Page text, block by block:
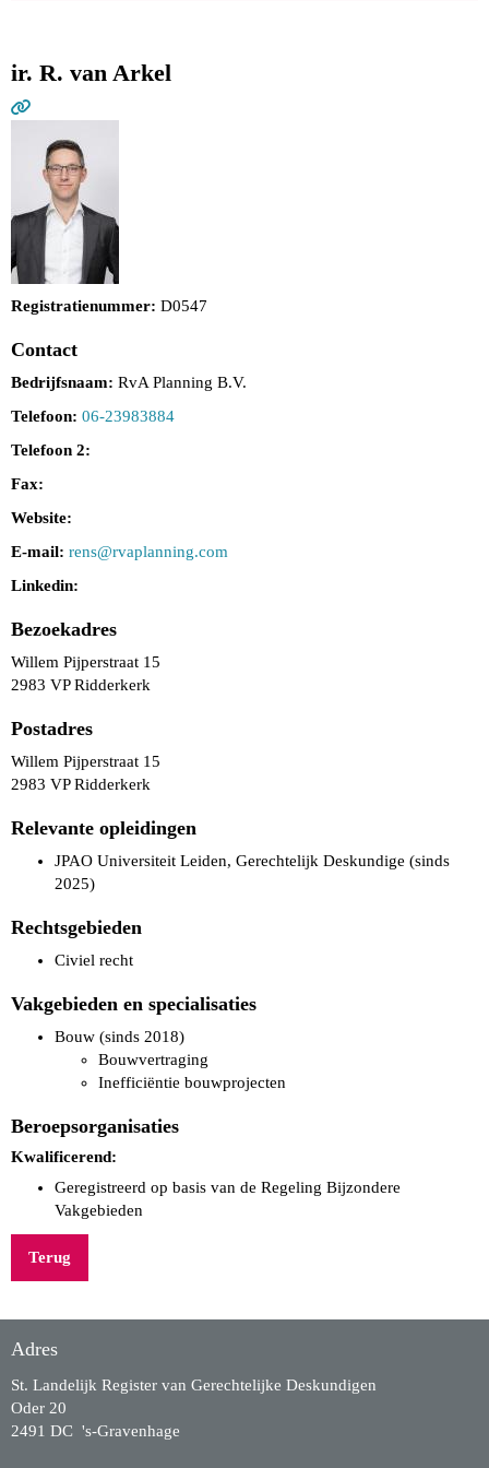
ir. R. van Arkel
Registratienummer: D0547
Contact
Bedrijfsnaam: RvA Planning B.V.
Telefoon: 06-23983884
Telefoon 2:
Fax:
Website:
E-mail: rens@rvaplanning.com
Linkedin:
Bezoekadres
Willem Pijperstraat 15
2983 VP Ridderkerk
Postadres
Willem Pijperstraat 15
2983 VP Ridderkerk
Relevante opleidingen
JPAO Universiteit Leiden, Gerechtelijk Deskundige (sinds
2025)
Rechtsgebieden
Civiel recht
Vakgebieden en specialisaties
Bouw (sinds 2018)
Bouwvertraging
Inefficiëntie bouwprojecten
Beroepsorganisaties
Kwalificerend:
Geregistreerd op basis van de Regeling Bijzondere
Vakgebieden
Terug
Adres
St. Landelijk Register van Gerechtelijke Deskundigen
Oder 20
2491 DC 's-Gravenhage